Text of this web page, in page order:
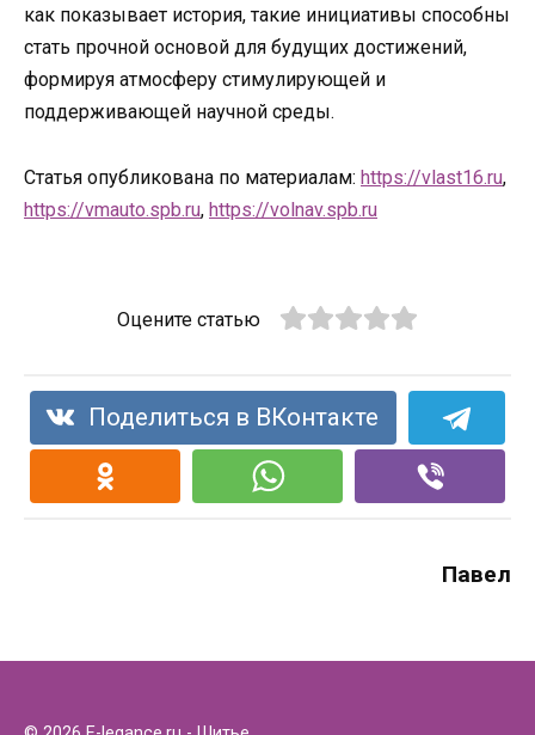
как показывает история, такие инициативы способны
стать прочной основой для будущих достижений,
формируя атмосферу стимулирующей и
поддерживающей научной среды.
Статья опубликована по материалам: https://vlast16.ru,
https://vmauto.spb.ru, https://volnav.spb.ru
Оцените статью
Поделиться в ВКонтакте
Павел